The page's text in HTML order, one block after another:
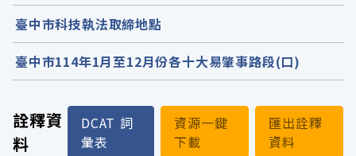
詮釋資
料
DCAT 詞
彙表
資源一鍵
下載
匯出詮釋
資料
臺中市科技執法取締地點
臺中市114年1月至12月份各十大易肇事路段(口)